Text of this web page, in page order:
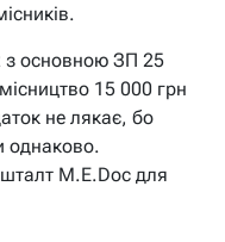
з основною ЗП 25
15 000 грн
не лякає, бо
однаково.
M.E.Doc для